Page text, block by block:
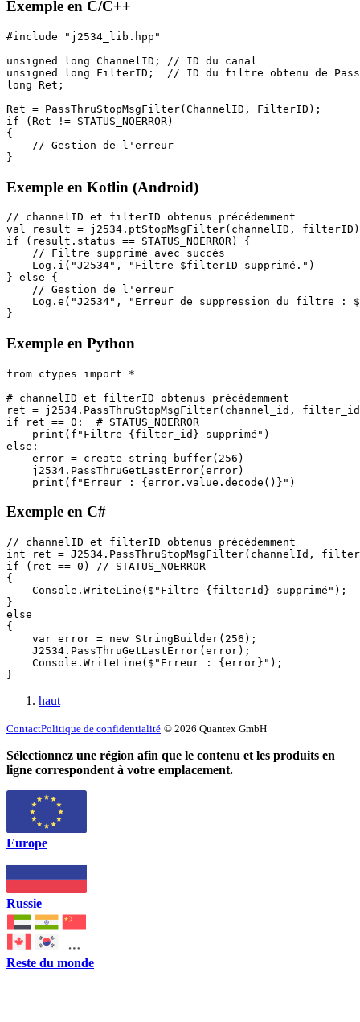
Exemple en C/C++
#include "j2534_lib.hpp"
unsigned long ChannelID; // ID du canal
unsigned long FilterID;  // ID du filtre obtenu de
long Ret;
Ret = PassThruStopMsgFilter(ChannelID, FilterID);
if (Ret != STATUS_NOERROR)
{
    // Gestion de l'erreur
}
Exemple en Kotlin (Android)
// channelID et filterID obtenus précédemment
val result = j2534.ptStopMsgFilter(channelID, filterID)
if (result.status == STATUS_NOERROR) {
    // Filtre supprimé avec succès
    Log.i("J2534", "Filtre $filterID supprimé.")
} else {
    // Gestion de l'erreur
Log.e("J2534", "Erreur de suppression du filtre :
}
Exemple en Python
from ctypes import *
# channelID et filterID obtenus précédemment
ret = j2534.PassThruStopMsgFilter(channel_id,
if ret == 0:  # STATUS_NOERROR
    print(f"Filtre {filter_id} supprimé")
else:
    error = create_string_buffer(256)
    j2534.PassThruGetLastError(error)
    print(f"Erreur : {error.value.decode()}")
Exemple en C#
// channelID et filterID obtenus précédemment
int ret = J2534.PassThruStopMsgFilter(channelId,
if (ret == 0) // STATUS_NOERROR
{
    Console.WriteLine($"Filtre {filterId} supprimé");
}
else
{
    var error = new StringBuilder(256);
    J2534.PassThruGetLastError(error);
    Console.WriteLine($"Erreur : {error}");
}
haut
ContactPolitique de confidentialité © 2026 Quantex GmbH
Sélectionnez une région afin que le contenu et les produits en
ligne correspondent à votre emplacement.
Europe
Russie
Reste du monde